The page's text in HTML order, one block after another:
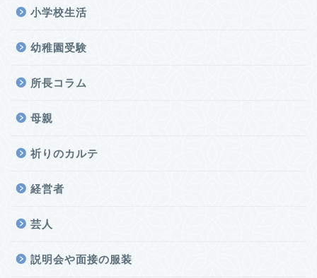
小学校生活
幼稚園受験
所長コラム
母親
祈りのカルテ
経営者
芸人
説明会や面接の服装